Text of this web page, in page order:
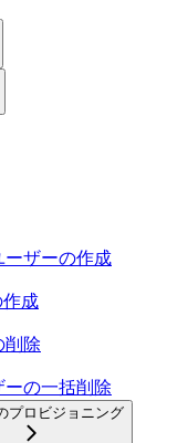
ーザーの作成
作成
削除
ーの一括削除
プロビジョニング